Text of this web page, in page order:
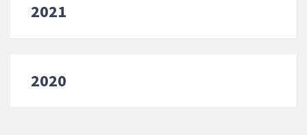
2021
2020